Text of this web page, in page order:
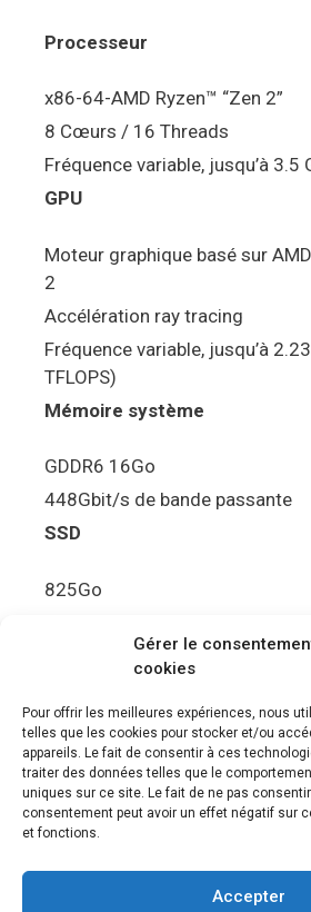
Gérer le
cookies
Pour offrir les meilleures expériences, nous
telles que les cookies pour stocker et/ou
appareils. Le fait de consentir à ces
traiter des données telles que le
uniques sur ce site. Le fait de ne pas
consentement peut avoir un effet négatif sur
et fonctions.
Accepter
Processeur
x86-64-AMD Ryzen™ “Zen 2”
8 Cœurs / 16 Threads
Fréquence variable, jusqu’à 3.5
GPU
Moteur graphique basé sur
2
Accélération ray tracing
Fréquence variable, jusqu’à
TFLOPS)
Mémoire système
GDDR6 16Go
448Gbit/s de bande passante
SSD
825Go
5.5Gbit/s de bande passante
Disque de jeu PS5
Ultra HD Blu-ray™, jusqu’à
Sortie vidéo
Compatibilité avec les
8K, VRR (spécification HDMI v.